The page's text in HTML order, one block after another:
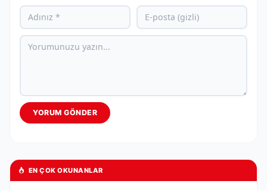
YORUM GÖNDER
EN ÇOK OKUNANLAR